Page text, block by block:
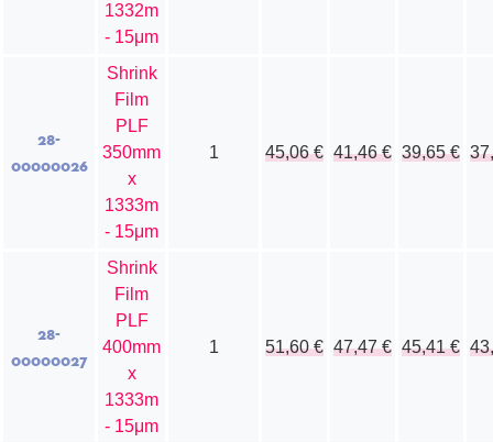
1332m
- 15μm
28-
00000026
Shrink
Film
PLF
350mm
x
1333m
- 15μm
1 45,06€ 41,46€ 39,65€
28-
00000027
Shrink
Film
PLF
400mm
x
1333m
- 15μm
1 51,60€ 47,47€ 45,41€